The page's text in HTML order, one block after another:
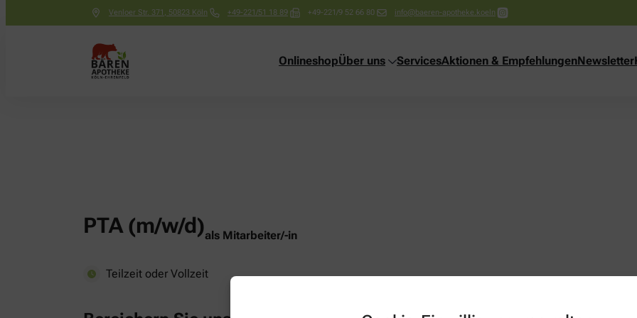
Venloer Str. 371 , 50823 Köln +49-221/51 18 89 +49-221/9 52 66 80 info@baeren-apotheke.koeln
OnlineshopÜber uns ServicesAktionen & EmpfehlungenNewsletter
PTA (m/w/d)als Mitarbeiter/-in
Teilzeit oder Vollzeit